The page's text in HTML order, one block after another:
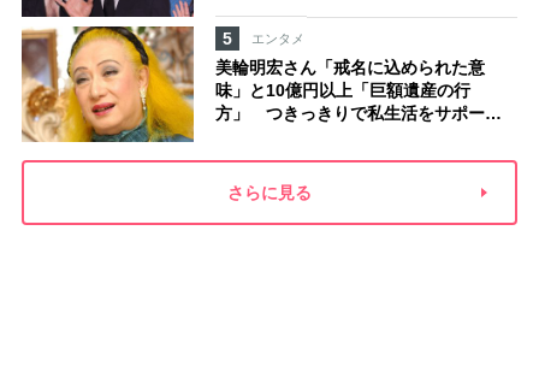
える心遣いに「うれしくて号泣しまし
た」
5 エンタメ
美輪明宏さん「戒名に込められた意
味」と10億円以上「巨額遺産の行
方」 つきっきりで私生活をサポート
さらに見る